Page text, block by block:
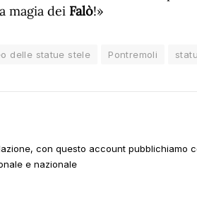
magia dei Falò!»
delle statue stele Pontremoli
con questo account pubblichiamo
e nazionale